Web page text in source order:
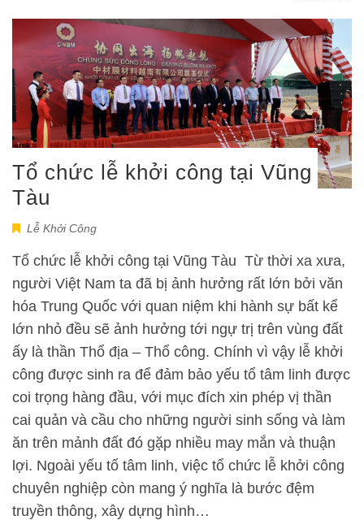
Tổ chức lễ khởi công tại Vũng
Tàu
Lễ Khởi Công
Tổ chức lễ khởi công tại Vũng Tàu Từ thời xa xưa,
người Việt Nam ta đã bị ảnh hưởng rất lớn bởi văn
hóa Trung Quốc với quan niệm khi hành sự bất kể
lớn nhỏ đều sẽ ảnh hưởng tới ngự trị trên vùng đất
ấy là thần Thổ địa – Thổ công. Chính vì vậy lễ khởi
công được sinh ra để đảm bảo yếu tổ tâm linh được
coi trọng hàng đầu, với mục đích xin phép vị thần
cai quản và cầu cho những người sinh sống và làm
ăn trên mảnh đất đó gặp nhiều may mắn và thuận
lợi. Ngoài yếu tố tâm linh, việc tổ chức lễ khởi công
chuyên nghiệp còn mang ý nghĩa là bước đệm
truyền thông, xây dựng hình…